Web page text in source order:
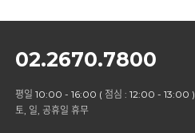
02.2670.7800
평일 10:00 - 16:00 ( 점심 : 12:00 - 13:00 )
토, 일, 공휴일 휴무